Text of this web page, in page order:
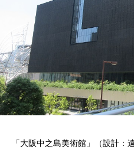
「大阪中之島美術館」（設計